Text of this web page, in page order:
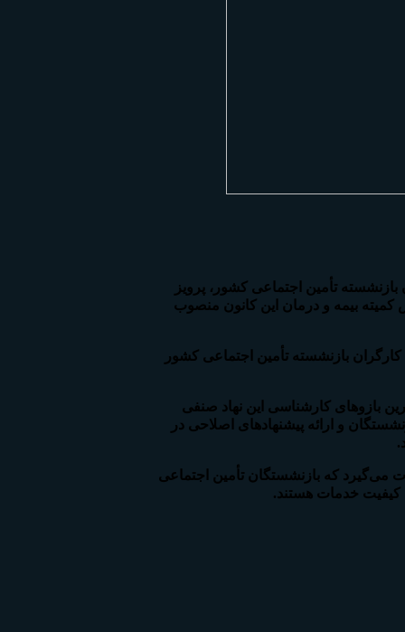
تأمین اجتماعی کشور، پرویز
بیمه و درمان این کانون منصوب
بازنشسته تأمین اجتماعی کشور
بازوهای کارشناسی این نهاد صنفی
و ارائه پیشنهادهای اصلاحی در
که بازنشستگان تأمین اجتماعی
کیفیت خدمات هستند.